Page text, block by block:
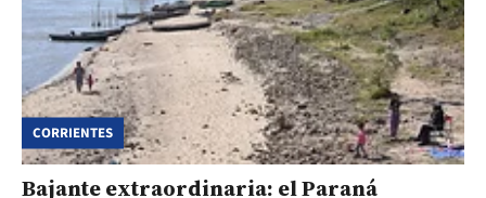
CORRIENTES
Bajante extraordinaria: el Paraná